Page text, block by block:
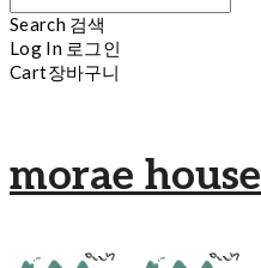
Search 검색
Log In 로그인
Cart장바구니
morae house